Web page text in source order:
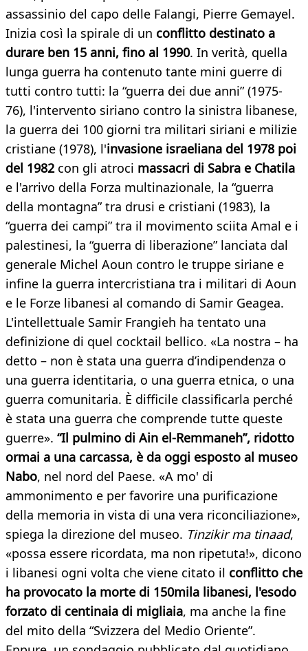
assassinio del capo delle Falangi, Pierre Gemayel.
Inizia così la spirale di un conflitto destinato a
durare ben 15 anni, fino al 1990. In verità, quella
lunga guerra ha contenuto tante mini guerre di
tutti contro tutti: la “guerra dei due anni” (1975-
76), l'intervento siriano contro la sinistra libanese,
la guerra dei 100 giorni tra militari siriani e milizie
cristiane (1978), l'invasione israeliana del 1978 poi
del 1982con gli atroci massacri di Sabra e Chatila
e l'arrivo della Forza multinazionale, la “guerra
della montagna” tra drusi e cristiani (1983), la
“guerra dei campi” tra il movimento sciita Amal e i
palestinesi, la “guerra di liberazione” lanciata dal
generale Michel Aoun contro le truppe siriane e
infine la guerra intercristiana tra i militari di Aoun
e le Forze libanesi al comando di Samir Geagea.
L'intellettuale Samir Frangieh ha tentato una
definizione di quel cocktail bellico. «La nostra – ha
detto – non è stata una guerra d’indipendenza o
una guerra identitaria, o una guerra etnica, o una
guerra comunitaria. È difficile classificarla perché
è stata una guerra che comprende tutte queste
guerre». “Il pulmino di Ain el-Remmaneh”, ridotto
ormai a una carcassa, è da oggi esposto al museo
Nabo, nel nord del Paese. «A mo' di
ammonimento e per favorire una purificazione
della memoria in vista di una vera riconciliazione»,
spiega la direzione del museo. Tinzikir ma tinaad,
«possa essere ricordata, ma non ripetuta!», dicono
i libanesi ogni volta che viene citato il conflitto che
ha provocato la morte di 150mila libanesi, l'esodo
forzato di centinaia di migliaia, ma anche la fine
del mito della “Svizzera del Medio Oriente”.